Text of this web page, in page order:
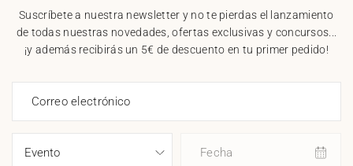
Suscríbete a nuestra newsletter y no te pierdas el lanzamiento
de todas nuestras novedades, ofertas exclusivas y concursos...
¡y además recibirás un 5€ de descuento en tu primer pedido!
Correo electrónico
Fecha